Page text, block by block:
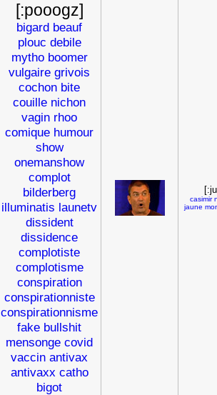
[:pooogz]
bigard beauf
plouc debile
mytho boomer
vulgaire grivois
cochon bite
couille nichon
vagin rhoo
comique humour
show
onemanshow
complot
bilderberg
illuminatis launetv
dissident
dissidence
complotiste
complotisme
conspiration
conspirationniste
conspirationnisme
fake bullshit
mensonge covid
vaccin antivax
antivaxx catho
bigot
casimir
jaune